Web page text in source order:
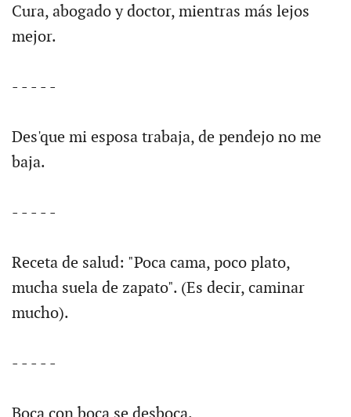
Cura, abogado y doctor, mientras más lejos
mejor.
- - - - -
Des'que mi esposa trabaja, de pendejo no me
baja.
- - - - -
Receta de salud: "Poca cama, poco plato,
mucha suela de zapato". (Es decir, caminar
mucho).
- - - - -